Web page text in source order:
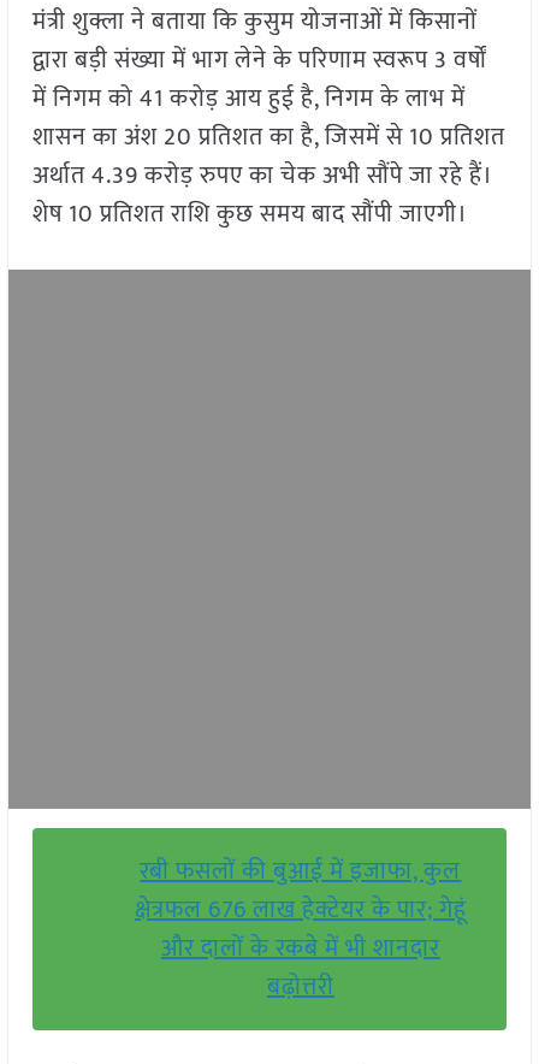
मंत्री शुक्ला ने बताया कि कुसुम योजनाओं में किसानों
द्वारा बड़ी संख्या में भाग लेने के परिणाम स्वरूप 3 वर्षों
में निगम को 41 करोड़ आय हुई है, निगम के लाभ में
शासन का अंश 20 प्रतिशत का है, जिसमें से 10 प्रतिशत
अर्थात 4.39 करोड़ रुपए का चेक अभी सौंपे जा रहे हैं।
शेष 10 प्रतिशत राशि कुछ समय बाद सौंपी जाएगी।
रबी फसलों की बुआई में इजाफा, कुल
क्षेत्रफल 676 लाख हेक्टेयर के पार; गेहूं
और दालों के रकबे में भी शानदार
बढ़ोत्तरी